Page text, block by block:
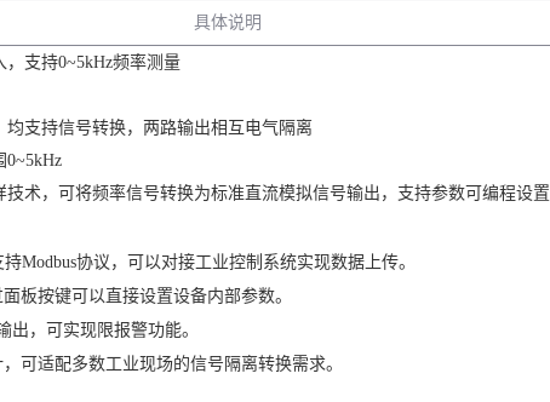
具体说明
，支持0~5kHz频率测量
均支持信号转换，两路输出相互电气隔离
0~5kHz
技术，可将频率信号转换为标准直流模拟信号输出，支持参数可编程设置
Modbus协议，可以对接工业控制系统实现数据上传。
板按键可以直接设置设备内部参数。
出，可实现限报警功能。
可适配多数工业现场的信号隔离转换需求。